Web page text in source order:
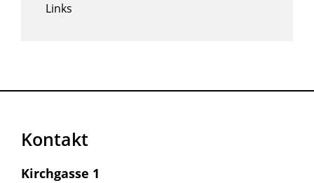
Links
Kontakt
Kirchgasse 1